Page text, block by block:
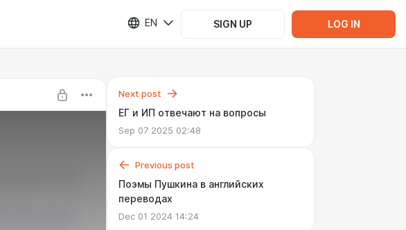
EN SIGN UP LOG IN
Next post
ЕГ и ИП отвечают на вопросы
Sep 07 2025 02:48
Previous post
Поэмы Пушкина в английских
переводах
Dec 01 2024 14:24